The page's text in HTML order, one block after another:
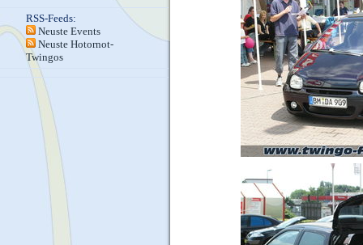
RSS-Feeds:
Neuste Events
Neuste Hotornot-
Twingos